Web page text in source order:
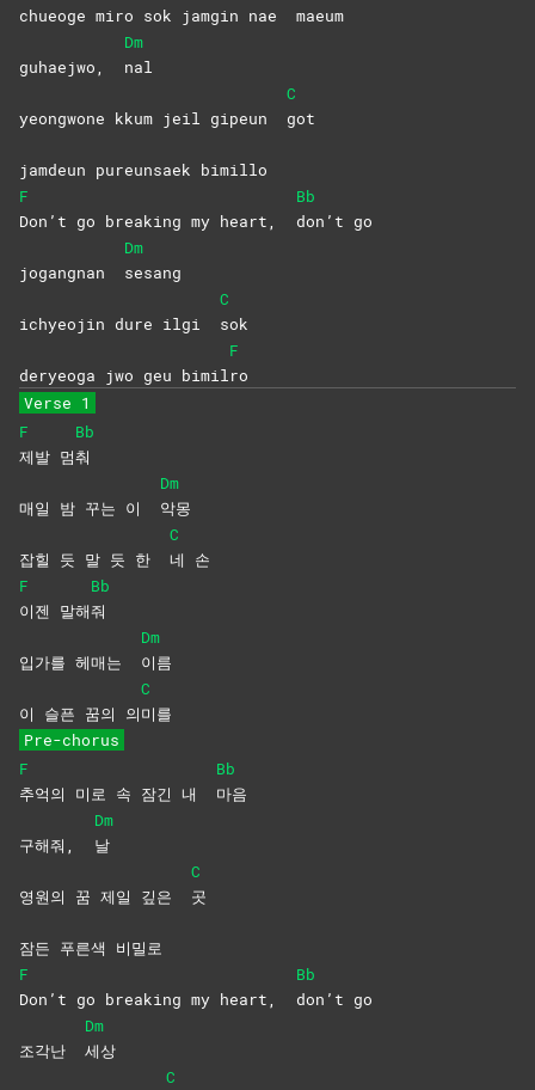
chueoge miro sok jamgin nae maeum
guhaejwo,
Dm
nal
yeongwone kkum jeil gipeun
C
got
jamdeun pureunsaek bimillo
F
Don’t go breaking my heart,
Bb
don’t go
jogangnan
Dm
sesang
ichyeojin dure ilgi
C
sok
deryeoga jwo geu bimil
F
ro
Verse 1
F
제발 멈
Bb
춰
매일 밤 꾸는 이
Dm
악몽
잡힐 듯 말 듯 한
C
네 손
F
이젠 말해
Bb
줘
입가를 헤매는
Dm
이름
이 슬픈 꿈의 의
C
미를
Pre-chorus
F
추억의 미로 속 잠긴 내
Bb
마음
구해줘,
Dm
날
영원의 꿈 제일 깊은
C
곳
잠든 푸른색 비밀로
F
Don’t go breaking my heart,
Bb
don’t go
조각난
Dm
세상
C